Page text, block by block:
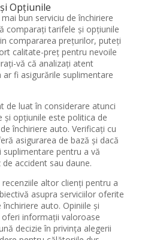
Opțiunile
bun serviciu de închiriere
comparați tarifele și opțiunile
compararea prețurilor, puteți
calitate-preț pentru nevoile
vă că analizați atent
fi asigurările suplimentare
de luat în considerare atunci
și opțiunile este politica de
închiriere auto. Verificați cu
asigurarea de bază și dacă
pentru a vă
accident sau daune.
altor clienți pentru a
asupra serviciilor oferite
auto. Opiniile și
informații valoroase
decizie în privința alegerii